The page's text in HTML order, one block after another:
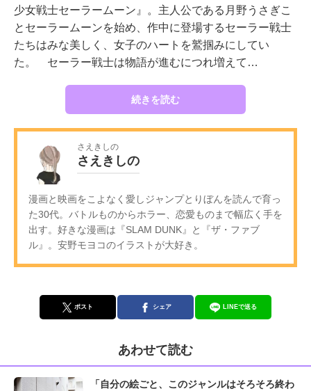
少女戦士セーラームーン』。主人公である月野うさぎこ
とセーラームーンを始め、作中に登場するセーラー戦士
たちはみな美しく、女子のハートを鷲掴みにしてい
た。 セーラー戦士は物語が進むにつれ増えて…
続きを読む
さえきしの
さえきしの
漫画と映画をこよなく愛しジャンプとりぼんを読んで育っ
た30代。バトルものからホラー、恋愛ものまで幅広く手を
出す。好きな漫画は『SLAM DUNK』と『ザ・ファブ
ル』。安野モヨコのイラストが大好き。
ポスト シェア LINEで送る
あわせて読む
「自分の絵ごと、このジャンルはそろそろ終わ